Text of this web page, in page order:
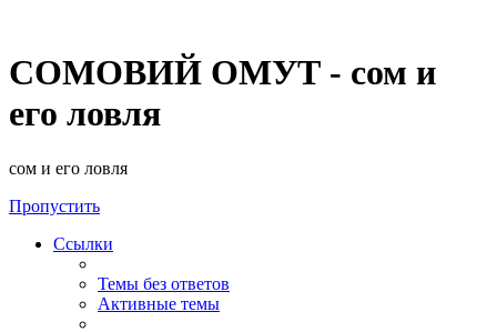
СОМОВИЙ ОМУТ - сом и
его ловля
сом и его ловля
Пропустить
Ссылки
Темы без ответов
Активные темы